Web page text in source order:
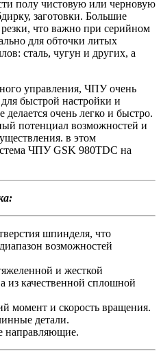
полу чистовую или черновую
заготовки. Большие
что важно при серийном
для обточки литых
сталь, чугун и других, а
управления, ЧПУ очень
быстрой настройки и
делается очень легко и быстро.
потенциал возможностей и
в этом
ЧПУ GSK 980TDC на
шпинделя, что
возможностей
и жесткой
из качественной сплошной
момент и скорость вращения.
детали.
направляющие.